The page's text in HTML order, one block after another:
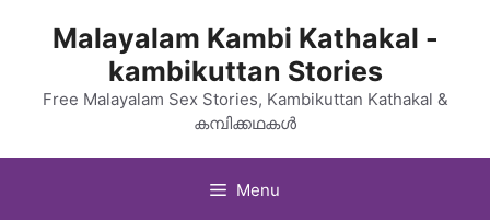
Malayalam Kambi Kathakal -
kambikuttan Stories
Free Malayalam Sex Stories, Kambikuttan Kathakal &
കമ്പിക്കഥകൾ
Menu